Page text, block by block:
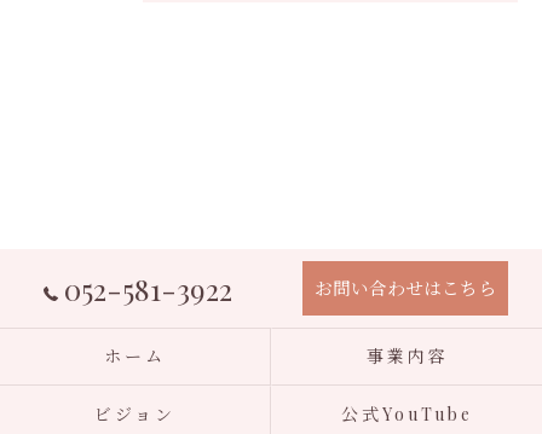
052-581-3922 お問い合わせはこちら
ホーム 事業内容
ビジョン 公式YouTube